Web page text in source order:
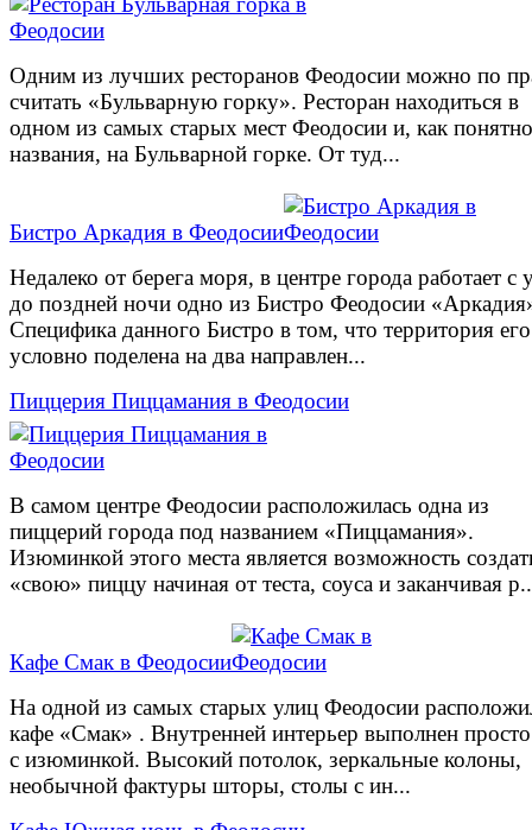
Одним из лучших ресторанов Феодосии можно по
считать «Бульварную горку». Ресторан находиться в
одном из самых старых мест Феодосии и, как
названия, на Бульварной горке. От туд...
Бистро Аркадия в Феодосии
Недалеко от берега моря, в центре города работает с
до поздней ночи одно из Бистро Феодосии
Специфика данного Бистро в том, что территория его
условно поделена на два направлен...
Пиццерия Пиццамания в Феодосии
В самом центре Феодосии расположилась одна из
пиццерий города под названием «Пиццамания».
Изюминкой этого места является возможность
«свою» пиццу начиная от теста, соуса и заканчивая
Кафе Смак в Феодосии
На одной из самых старых улиц Феодосии
кафе «Смак» . Внутренней интерьер выполнен
с изюминкой. Высокий потолок, зеркальные колоны,
необычной фактуры шторы, столы с ин...